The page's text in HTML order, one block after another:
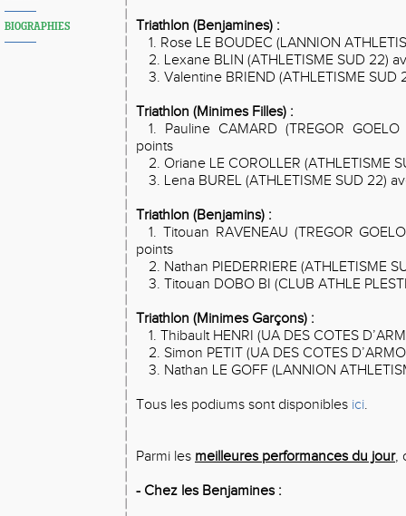
BIOGRAPHIES
Triathlon (Benjamines) :
1. Rose LE BOUDEC (LANNION
2. Lexane BLIN (ATHLETISME SUD 22)
3. Valentine BRIEND (ATHLETISME SUD
Triathlon (Minimes Filles) :
1. Pauline CAMARD (TREGOR GOELO
points
2. Oriane LE COROLLER (ATHLETISME
3. Lena BUREL (ATHLETISME SUD 22)
Triathlon (Benjamins) :
1. Titouan RAVENEAU (TREGOR
points
2. Nathan PIEDERRIERE (ATHLETISME
3. Titouan DOBO BI (CLUB ATHLE
Triathlon (Minimes Garçons) :
1. Thibault HENRI (UA DES COTES
2. Simon PETIT (UA DES COTES
3. Nathan LE GOFF (LANNION
Tous les podiums sont disponibles ici.
Parmi les meilleures performances du jour,
- Chez les Benjamines :